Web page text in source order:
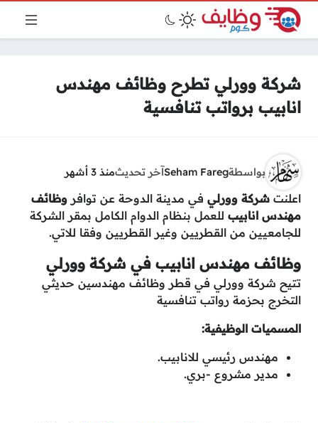
شركة وورلي تطرح وظائف مهندس
انابيب برواتب تنافسية
بواسطةSeham Faregآخر تحديثمنذ 3 أشهر
اعلنت شركة وورلي في مدينة الدوحة عن توافر وظائف
مهندس انابيب للعمل بنظام الدوام الكامل بمقر الشركة
للجامعيين من القطريين وغير القطريين وفقا للاتي.
وظائف مهندس انابيب في شركة وورلي
تتيح شركة وورلي في قطر وظائف مهندسين حديثي
التخرج بحزمة رواتب تنافسية
المسميات الوظيفية:
مهندس رئيسي للانابيب.
مدير مشروع -بري.